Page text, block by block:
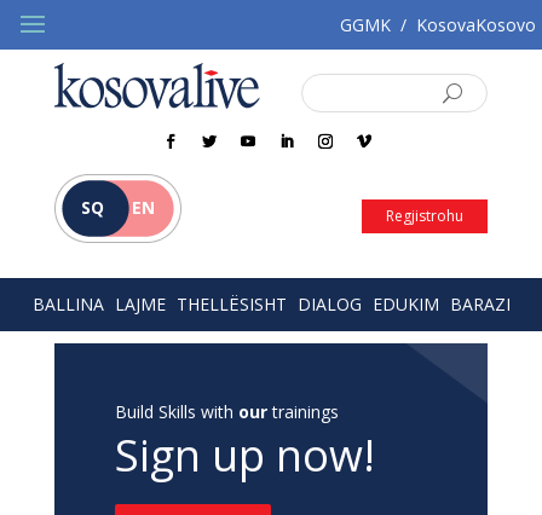
GGMK / KosovaKosovo
SQ EN Regjistrohu
BALLINA LAJME THELLËSISHT DIALOG EDUKIM BARAZI
Build Skills with ourtrainings
Sign up now!